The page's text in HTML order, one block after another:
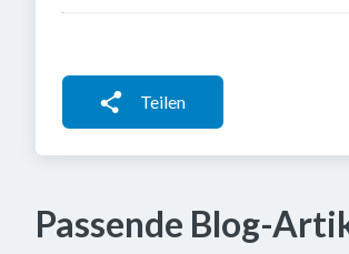
Teilen
Passende Blog-